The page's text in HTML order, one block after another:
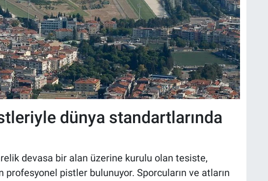
dünya standartlarında
devasa bir alan üzerine kurulu olan tesiste,
profesyonel pistler bulunuyor. Sporcuların ve atların